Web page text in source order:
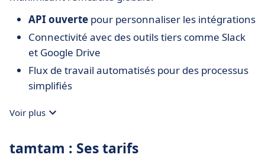
API ouverte pour personnaliser les intégrations
Connectivité avec des outils tiers comme Slack
et Google Drive
Flux de travail automatisés pour des processus
simplifiés
Voir plus
tamtam : Ses tarifs